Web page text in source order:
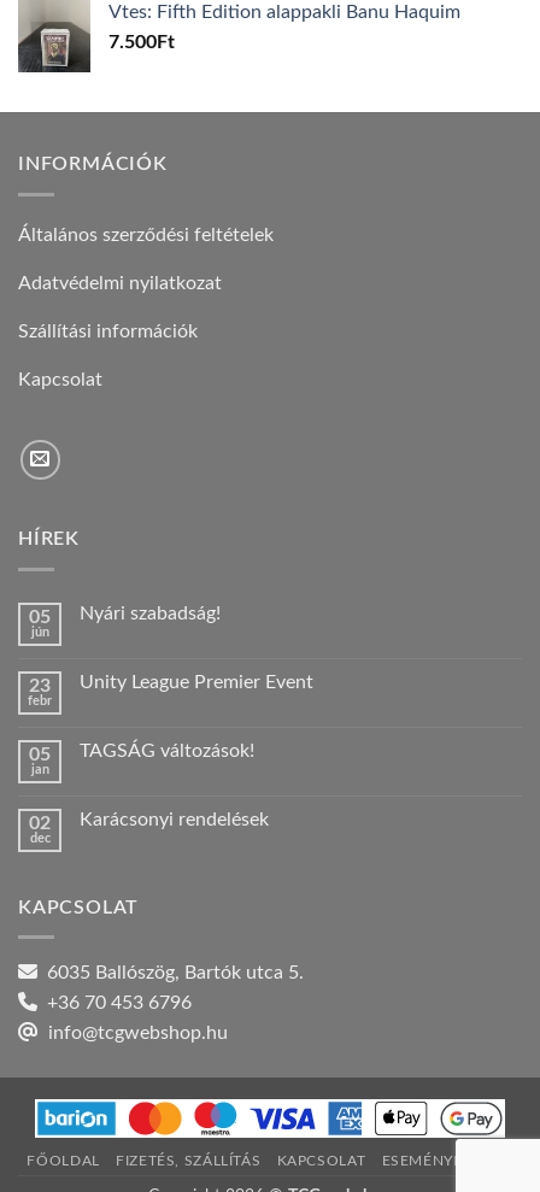
Vtes: Fifth Edition alappakli Banu Haquim
7.500Ft
INFORMÁCIÓK
Általános szerződési feltételek
Adatvédelmi nyilatkozat
Szállítási információk
Kapcsolat
HÍREK
05
jún
Nyári szabadság!
Nyári
23
febr
Unity League Premier Event
Unity
bejegyzéshez
05
jan
TAGSÁG változások!
TAGSÁG
02
dec
Karácsonyi rendelések
rendelések
KAPCSOLAT
6035 Ballószög, Bartók utca 5.
+36 70 453 6796
info@tcgwebshop.hu
FŐOLDAL FIZETÉS, SZÁLLÍTÁS KAPCSOLAT ESEMÉNYNAPTÁR